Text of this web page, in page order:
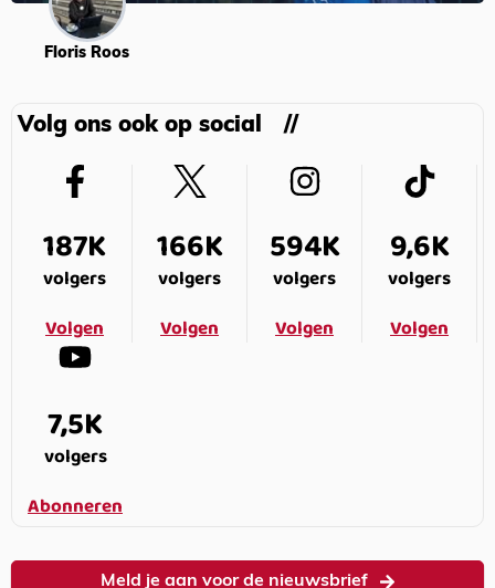
Floris Roos
Volg ons ook op social
187K
volgers
Volgen
166K
volgers
Volgen
594K
volgers
Volgen
9,6K
volgers
Volgen
7,5K
volgers
Abonneren
Meld je aan voor de nieuwsbrief